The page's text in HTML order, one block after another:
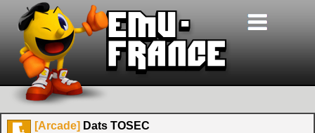
[Arcade] Dats TOSEC